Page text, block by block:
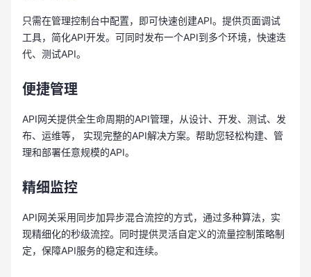
只需在管理控制台中配置，即可快速创建API。提供页面调试
工具，简化API开发。可同时发布一个API到多个环境，快速迭
代、测试API。
便捷管理
API网关提供全生命周期的API管理，从设计、开发、测试、发
布、运维等， 实现完整的API解决方案。帮助您轻松构建、管
理和部署任意规模的API。
精细监控
API网关采用同步加异步混合流控的方式，通过多种算法，实
现精细化的秒级流控。同时提供灵活自定义的流量控制策略制
定，保障API服务的稳定和连续。